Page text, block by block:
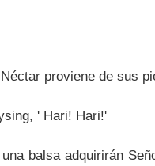
proviene de sus
' Hari! Hari!'
balsa adquirirán